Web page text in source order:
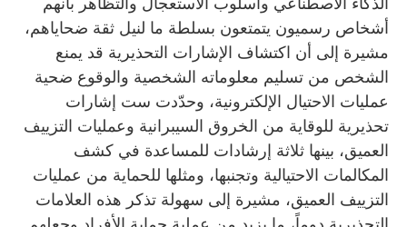
أشخاص رسميون يتمتعون بسلطة ما لنيل ثقة ضحاياهم،
مشيرة إلى أن اكتشاف الإشارات التحذيرية قد يمنع
الشخص من تسليم معلوماته الشخصية والوقوع ضحية
عمليات الاحتيال الإلكترونية، وحدّدت ست إشارات
تحذيرية للوقاية من الخروق السيبرانية وعمليات التزييف
العميق، بينها ثلاثة إرشادات للمساعدة في كشف
المكالمات الاحتيالية وتجنبها، ومثلها للحماية من عمليات
التزييف العميق، مشيرة إلى سهولة تذكر هذه العلامات